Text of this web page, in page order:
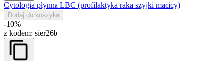
Cytologia płynna LBC (profilaktyka raka szyjki macicy)
Dodaj do koszyka
-10%
z kodem: sier26b